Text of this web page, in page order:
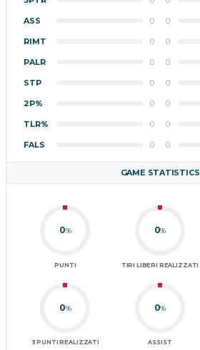
ASS 0
RIMT 0
PALR 0
STP 0
2P% 0
TLR% 0
FALS 0
0
0
0
0
0
0
0
GAME STATISTICS
0%
PUNTI
0%
TIRI LIBERI REALIZZATI
0%
3 PUNTI REALIZZATI
0%
ASSIST